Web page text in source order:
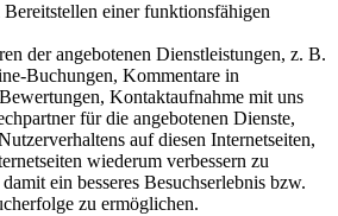
einer funktionsfähigen
der angebotenen Dienstleistungen, z. B.
Buchungen, Kommentare in
Kontaktaufnahme mit uns
für die angebotenen Dienste,
auf diesen Internetseiten,
wiederum verbessern zu
ein besseres Besuchserlebnis bzw.
zu ermöglichen.